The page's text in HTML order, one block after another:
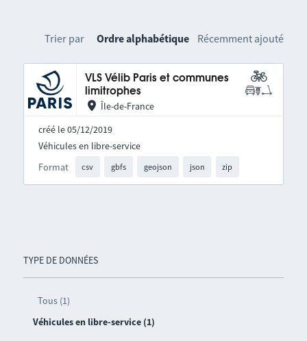
TYPE DE DONNÉES
Tous (1)
Véhicules en libre-service (1)
Trier par Ordre alphabétique Récemment ajouté
VLS Vélib Paris et communes
limitrophes
Île-de-France
créé le 05/12/2019
Format csv gbfs geojson json zip
Véhicules en libre-service